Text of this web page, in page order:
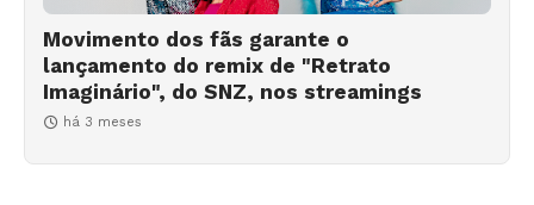
Movimento dos fãs garante o
lançamento do remix de "Retrato
Imaginário", do SNZ, nos streamings
há 3 meses